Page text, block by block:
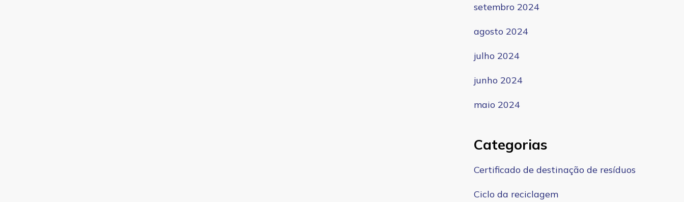
setembro 2024
agosto 2024
julho 2024
junho 2024
maio 2024
Categorias
Certificado de destinação de resíduos
Ciclo da reciclagem